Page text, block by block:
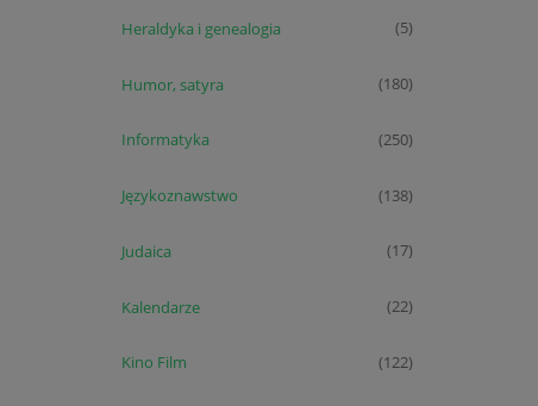
Heraldyka i genealogia (5)
Humor, satyra (180)
Informatyka (250)
Językoznawstwo (138)
Judaica (17)
Kalendarze (22)
Kino Film (122)